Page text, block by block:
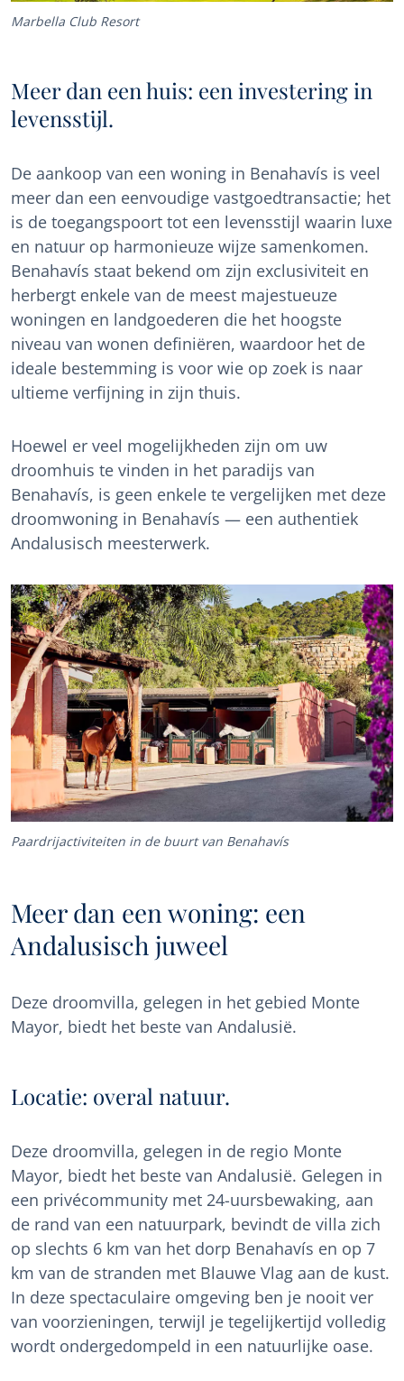
Marbella Club Resort
Meer dan een huis: een investering in
levensstijl.
De aankoop van een woning in Benahavís is veel
meer dan een eenvoudige vastgoedtransactie; het
is de toegangspoort tot een levensstijl waarin luxe
en natuur op harmonieuze wijze samenkomen.
Benahavís staat bekend om zijn exclusiviteit en
herbergt enkele van de meest majestueuze
woningen en landgoederen die het hoogste
niveau van wonen definiëren, waardoor het de
ideale bestemming is voor wie op zoek is naar
ultieme verfijning in zijn thuis.
Hoewel er veel mogelijkheden zijn om uw
droomhuis te vinden in het paradijs van
Benahavís, is geen enkele te vergelijken met deze
droomwoning in Benahavís — een authentiek
Andalusisch meesterwerk.
Paardrijactiviteiten in de buurt van Benahavís
Meer dan een woning: een
Andalusisch juweel
Deze droomvilla, gelegen in het gebied Monte
Mayor, biedt het beste van Andalusië.
Locatie: overal natuur.
Deze droomvilla, gelegen in de regio Monte
Mayor, biedt het beste van Andalusië. Gelegen in
een privécommunity met 24-uursbewaking, aan
de rand van een natuurpark, bevindt de villa zich
op slechts 6 km van het dorp Benahavís en op 7
km van de stranden met Blauwe Vlag aan de kust.
In deze spectaculaire omgeving ben je nooit ver
van voorzieningen, terwijl je tegelijkertijd volledig
wordt ondergedompeld in een natuurlijke oase.